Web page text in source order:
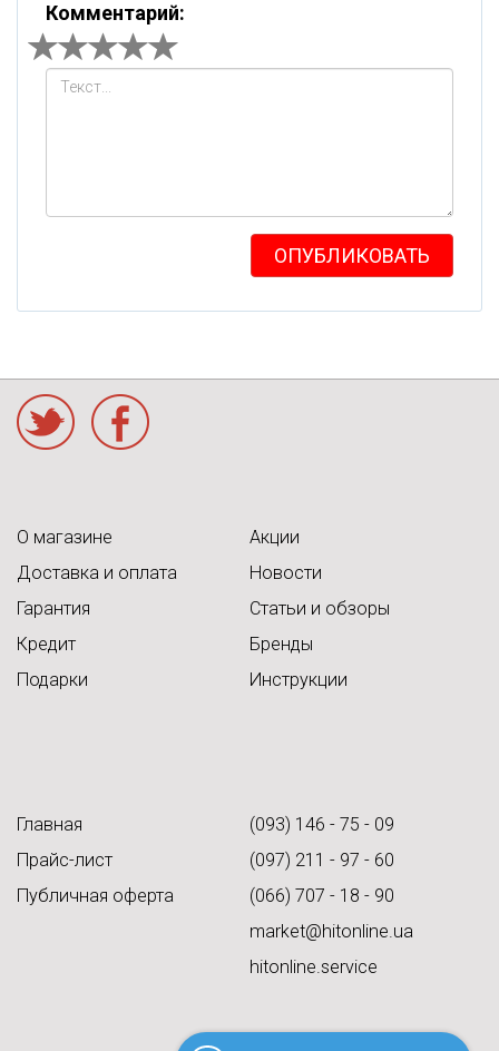
Комментарий:
ОПУБЛИКОВАТЬ
О магазине
Доставка и оплата
Гарантия
Кредит
Подарки
Акции
Новости
Статьи и обзоры
Бренды
Инструкции
Главная
Прайс-лист
Публичная оферта
(093) 146 - 75 - 09
(097) 211 - 97 - 60
(066) 707 - 18 - 90
market@hitonline.ua
hitonline.service